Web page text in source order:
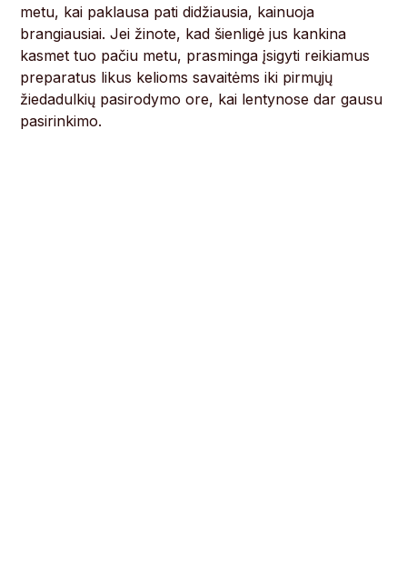
metu, kai paklausa pati didžiausia, kainuoja
brangiausiai. Jei žinote, kad šienligė jus kankina
kasmet tuo pačiu metu, prasminga įsigyti reikiamus
preparatus likus kelioms savaitėms iki pirmųjų
žiedadulkių pasirodymo ore, kai lentynose dar gausu
pasirinkimo.